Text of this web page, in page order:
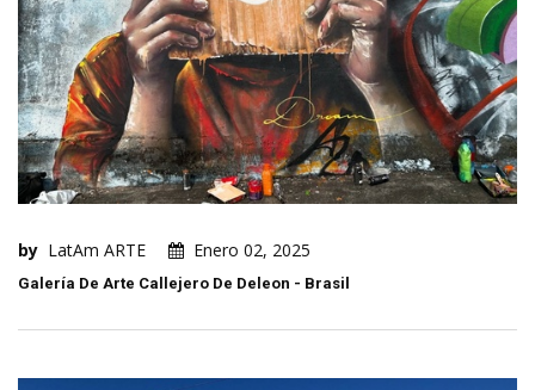
by LatAm ARTE Enero 02, 2025
Galería De Arte Callejero De Deleon - Brasil